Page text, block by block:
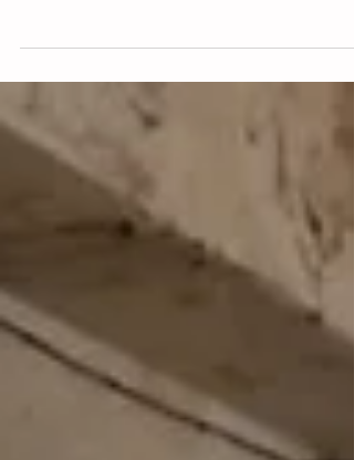
sumamente preocupados por la
emergencia que están enfrentando
nuestros familiares Adrián Gómez
Jiménez,...